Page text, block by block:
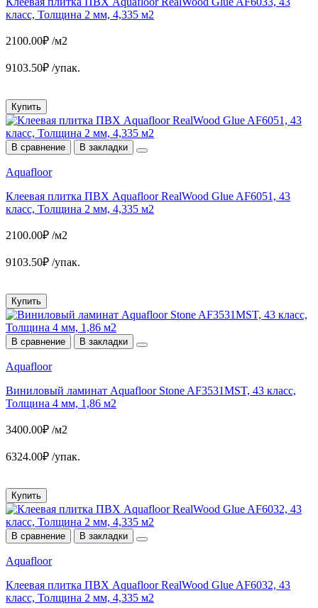
класс, Толщина 2 мм, 4,335 м2
2100.00₽ /м2
9103.50₽ /упак.
Купить
В сравнение В закладки
Aquafloor
Клеевая плитка ПВХ Aquafloor RealWood Glue AF6051, 43
класс, Толщина 2 мм, 4,335 м2
2100.00₽ /м2
9103.50₽ /упак.
Купить
В сравнение В закладки
Aquafloor
Виниловый ламинат Aquafloor Stone AF3531MST, 43 класс,
Толщина 4 мм, 1,86 м2
3400.00₽ /м2
6324.00₽ /упак.
Купить
В сравнение В закладки
Aquafloor
Клеевая плитка ПВХ Aquafloor RealWood Glue AF6032, 43
класс, Толщина 2 мм, 4,335 м2